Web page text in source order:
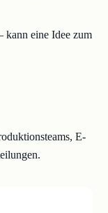
kann eine Idee zum
E-